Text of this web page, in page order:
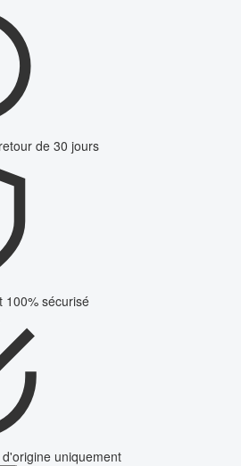
de 30 jours
100% sécurisé
uniquement